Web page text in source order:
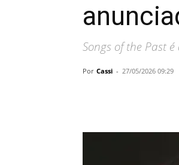
Songs of the Past
Por Cassi - 27/05/2026 09:29